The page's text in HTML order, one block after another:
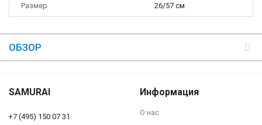
Размер 26/57 см
ОБЗОР
SAMURAI
+7 (495) 150 07 31
Информация
О нас